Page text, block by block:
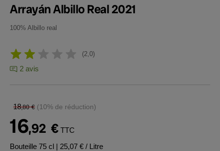
Arrayán Albillo Real 2021
100% Albillo real
2,0
2 avis
18,80 € (10% de réduction)
16,92 € TTC
Bouteille 75 cl | 25,07 € / Litre